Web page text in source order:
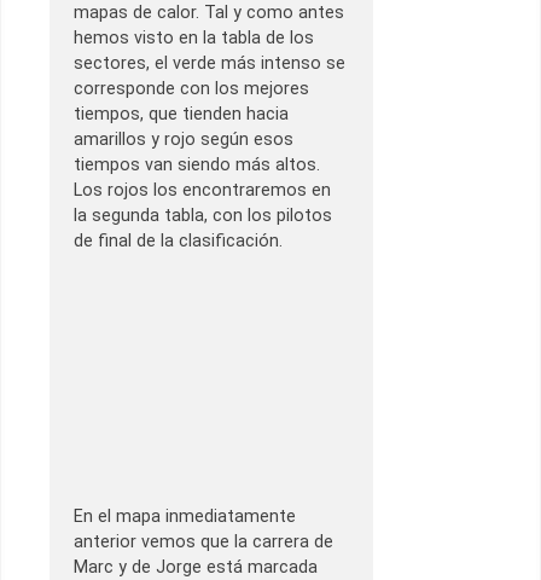
mapas de calor. Tal y como antes
hemos visto en la tabla de los
sectores, el verde más intenso se
corresponde con los mejores
tiempos, que tienden hacia
amarillos y rojo según esos
tiempos van siendo más altos.
Los rojos los encontraremos en
la segunda tabla, con los pilotos
de final de la clasificación.
En el mapa inmediatamente
anterior vemos que la carrera de
Marc y de Jorge está marcada